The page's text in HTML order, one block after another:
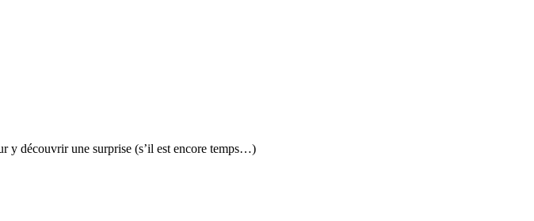
y découvrir une surprise (s’il est encore temps…)